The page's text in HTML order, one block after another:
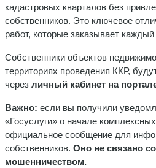
кадастровых кварталов без
собственников. Это ключевое
работ, которые заказывает
Собственники объектов
территориях проведения ККР,
через личный кабинет на
Важно: если вы получили
«Госуслуги» о начале
официальное сообщение для
собственников. Оно не связано
мошенничеством.